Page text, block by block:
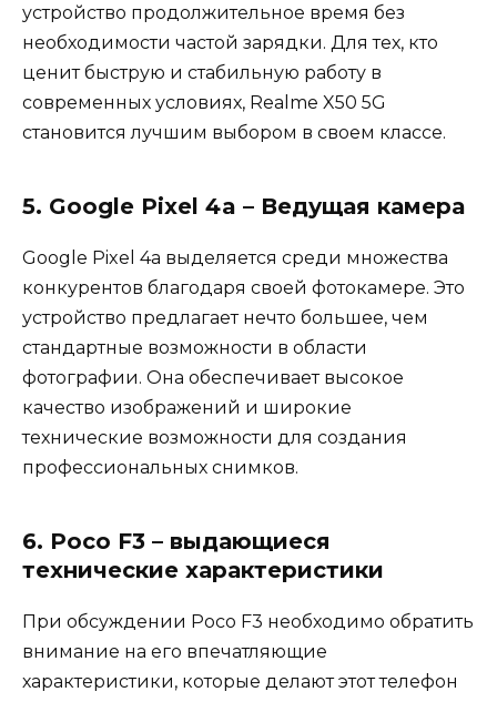
устройство продолжительное время без
необходимости частой зарядки. Для тех, кто
ценит быструю и стабильную работу в
современных условиях, Realme X50 5G
становится лучшим выбором в своем классе.
5. Google Pixel 4a – Ведущая камера
Google Pixel 4a выделяется среди множества
конкурентов благодаря своей фотокамере. Это
устройство предлагает нечто большее, чем
стандартные возможности в области
фотографии. Она обеспечивает высокое
качество изображений и широкие
технические возможности для создания
профессиональных снимков.
6. Poco F3 – выдающиеся
технические характеристики
При обсуждении Poco F3 необходимо обратить
внимание на его впечатляющие
характеристики, которые делают этот телефон